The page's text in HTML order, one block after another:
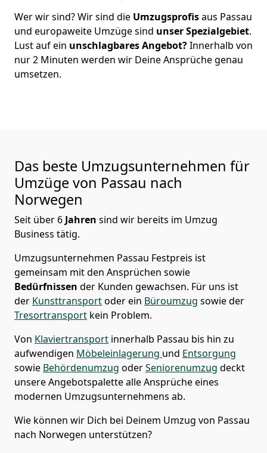
Wer wir sind? Wir sind die Umzugsprofisaus Passau
und europaweite Umzüge sind unser Spezialgebiet.
Lust auf ein unschlagbares Angebot?Innerhalb von
nur2 Minuten werden wir Deine Ansprüche genau
umsetzen.
Das beste Umzugsunternehmen für
Umzüge von Passau nach
Norwegen
Seit über 6 Jahren sind wir bereits im Umzug
Business tätig.
Umzugsunternehmen Passau Festpreis ist
gemeinsam mit den Ansprüchen sowie
Bedürfnissen der Kunden gewachsen. Für uns ist
der Kunsttransportoder ein Büroumzug sowie der
Tresortransport kein Problem.
Von Klaviertransport innerhalb Passau bis hin zu
aufwendigen Möbeleinlagerung und Entsorgung
sowie Behördenumzug oderSeniorenumzug deckt
unsere Angebotspalette alle Ansprüche eines
modernen Umzugsunternehmens ab.
Wie können wir Dich bei Deinem Umzug von Passau
nach Norwegen unterstützen?